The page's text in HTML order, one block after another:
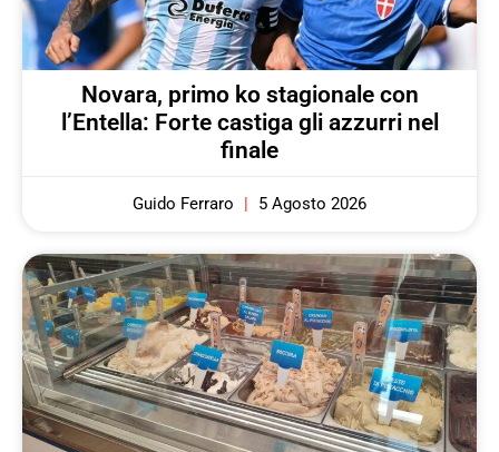
Novara, primo ko stagionale con
l’Entella: Forte castiga gli azzurri nel
finale
Guido Ferraro 5 Agosto 2026